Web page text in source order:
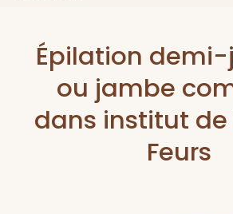
Épilation
ou jambe
dans institut
Feurs